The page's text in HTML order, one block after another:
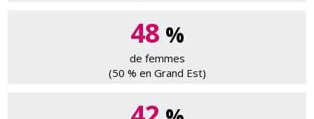
48 %
de femmes
(50 % en Grand Est)